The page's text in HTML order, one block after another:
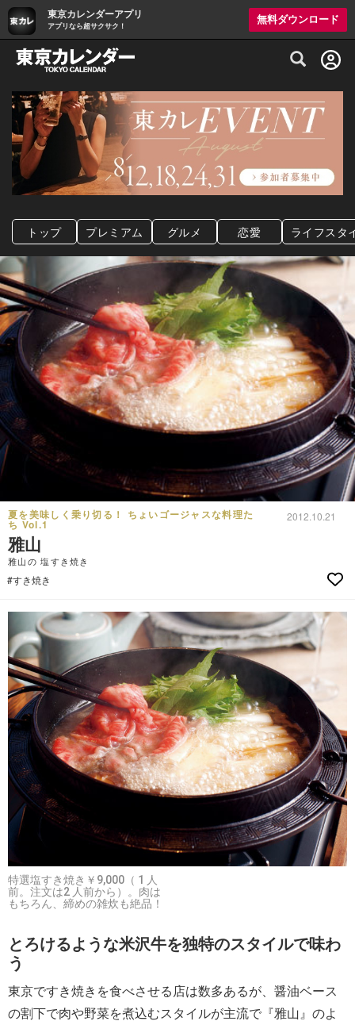
東京カレンダーアプリ
アプリなら超サクサク！
無料ダウンロード
グルメ情報・プレミアムレストラン予約
トップ プレミアム グルメ 恋愛 ライフスタ
夏を美味しく乗り切る！ ちょいゴージャスな料理た
ち Vol.1
2012.10.21
雅山
雅山の 塩すき焼き
#すき焼き
特選塩すき焼き￥9,000（ 1 人
前。注文は2 人前から）。肉は
もちろん、締めの雑炊も絶品！
とろけるような米沢牛を独特のスタイルで味わ
う
東京ですき焼きを食べさせる店は数多あるが、醤油ベース
の割下で肉や野菜を煮込むスタイルが主流で『雅山』のよ